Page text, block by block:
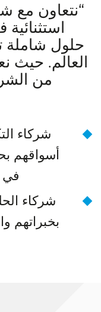
“نتعاون مع
استثنائية
حلول شاملة
حيث
من
شركاء
أسواقهم
في
شركاء
بخبراتهم